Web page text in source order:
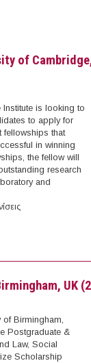
of
Institute is looking to
to apply for
fellowships that
in winning
the fellow will
research
and
Scholarships, Cancer
UK
of Birmingham,
Postgraduate &
Law, Social
Scholarship